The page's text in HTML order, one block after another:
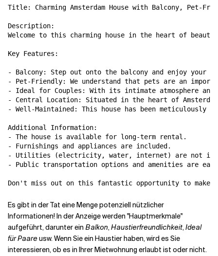
Title: Charming Amsterdam House with Balcony, Pet-
Description:
Welcome to this charming house in the heart of
Key Features:
- Balcony: Step out onto the balcony and enjoy your
- Pet-Friendly: We understand that pets are an
- Ideal for Couples: With its intimate atmosphere
- Central Location: Situated in the heart of
- Well-Maintained: This house has been meticulously
Additional Information:
- The house is available for long-term rental.
- Furnishings and appliances are included.
- Utilities (electricity, water, internet) are not
- Public transportation options and amenities are
Es gibt in der Tat eine Menge potenziell nützlicher
Informationen! In der Anzeige werden "Hauptmerkmale"
aufgeführt, darunter ein Balkon,Haustierfreundlichkeit,Ideal
für Paareusw. Wenn Sie ein Haustier haben, wird es Sie
interessieren, ob es in Ihrer Mietwohnung erlaubt ist oder nicht.